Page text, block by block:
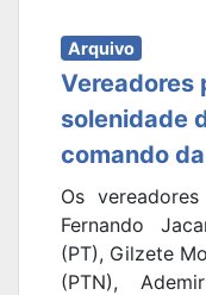
Arquivo
Vereadores
solenidade
comando da
Os
Fernando
(PT), Gilzete
(PTN),